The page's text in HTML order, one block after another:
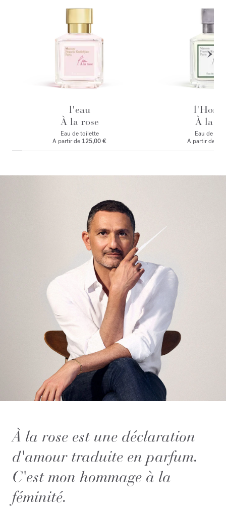
l'eau
À la rose
Eau de toilette
A partir de 125,00 €
À la
Eau de
A partir de
À la rose est une déclaration
d'amour traduite en parfum.
C'est mon hommage à la
féminité.